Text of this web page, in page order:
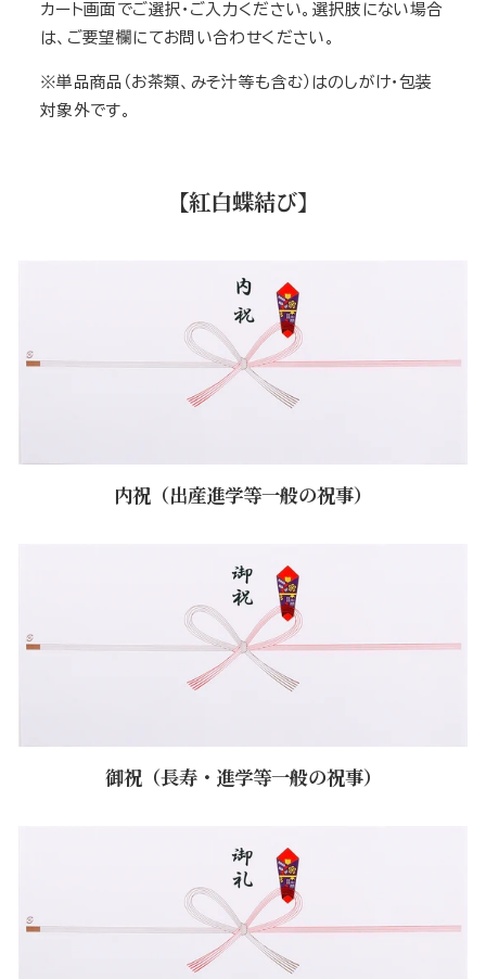
カート画面でご選択・ご入力ください。選択肢にない場合
は、ご要望欄にてお問い合わせください。
※単品商品（お茶類、みそ汁等も含む）はのしがけ・包装
対象外です。
【紅白蝶結び】
内祝（出産進学等一般の祝事）
御祝（長寿・進学等一般の祝事）